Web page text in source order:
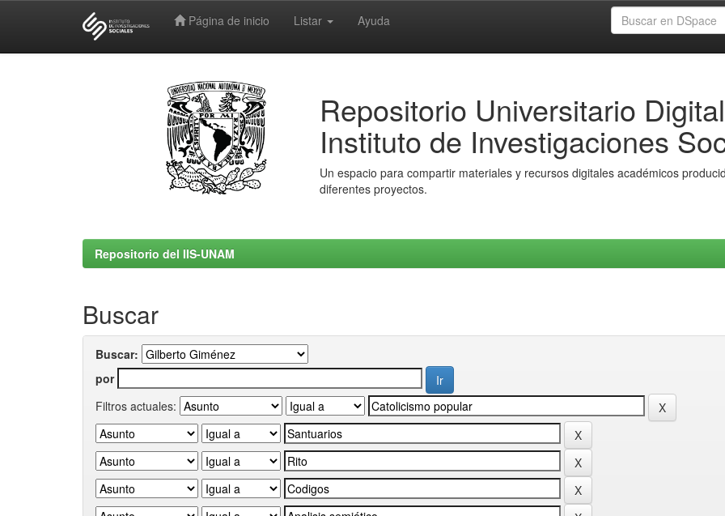
Página de inicio Listar Ayuda
Repositorio Universitario Digital
Instituto de Investigaciones
Un espacio para compartir materiales y recursos digitales académicos
diferentes proyectos.
Repositorio del IIS-UNAM
Buscar
Buscar:
por
Filtros actuales: